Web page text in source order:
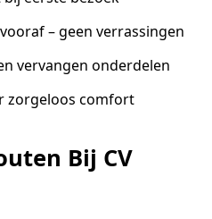
– geen verrassingen
vervangen onderdelen
zorgeloos comfort
Bij CV